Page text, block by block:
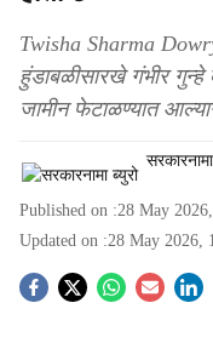
Twisha Sharma
हुंडाबळीसारखे गंभीर
जामीन फेटाळण्यात
Published on :28 May
Updated on :28 May 2026,
S